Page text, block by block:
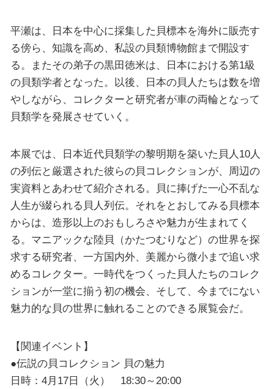
平瀬は、日本を中心に採集した貝標本を海外に販売す
る傍ら、知識を高め、私設の貝類博物館まで開設す
る。またその弟子の黒田徳米は、日本における第1級
の貝類学者となった。以後、日本の貝人たちは数を増
やしながら、コレクターと研究者が車の両輪となって
貝類学を発展させていく。
本展では、日本近代貝類学の黎明期を築いた貝人10人
の列伝と厳選された彼らの貝コレクションが、周辺の
実資料とあわせて紹介される。貝に捧げた一心不乱な
人生が綴られる貝人列伝。それをとおしてみる貝標本
からは、造形以上のおもしろさや魅力が生まれてく
る。マニアックな陸貝（かたつむりなど）の世界を探
求する研究者、一方国内外、美麗から微小まで追い求
めるコレクター。一時代をつくった貝人たちのコレク
ションが一堂に揃う初の機会、そして、今までにない
魅力的な貝の世界に触れることのできる展覧会だ。
【関連イベント】
●伝説の貝コレクション 貝の魅力
日時：4月17日（火） 18:30～20:00